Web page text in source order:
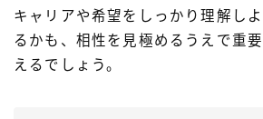
キャリアや希望をしっかり理解し
るかも、相性を見極めるうえで重
えるでしょう。